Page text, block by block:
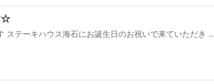
☆
ステーキハウス海石にお誕生日のお祝いで来ていただき ...